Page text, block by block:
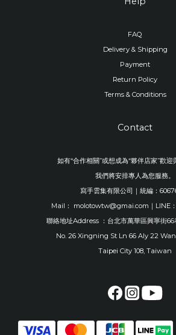
FAQ
Delivery & Shipping
Payment
Return Policy
Terms & Conditions
Contact
如有“合作相關”或想成為“夥伴店家”歡迎
我們將安排專人為您服務。
寫手雲集有限公司｜統編：
Mail： molotowtw@gmai.com｜LINE
聯絡地址Address ：台北市萬華區興寧街
No. 26 Xingning St Ln 66 Aly 22
Taipei City 108, Taiwan